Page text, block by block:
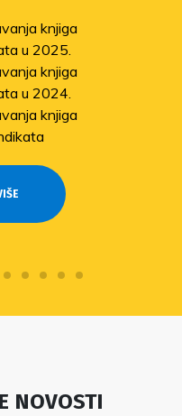
knjiga
u 2025.
knjiga
u 2024.
knjiga
NOVOSTI